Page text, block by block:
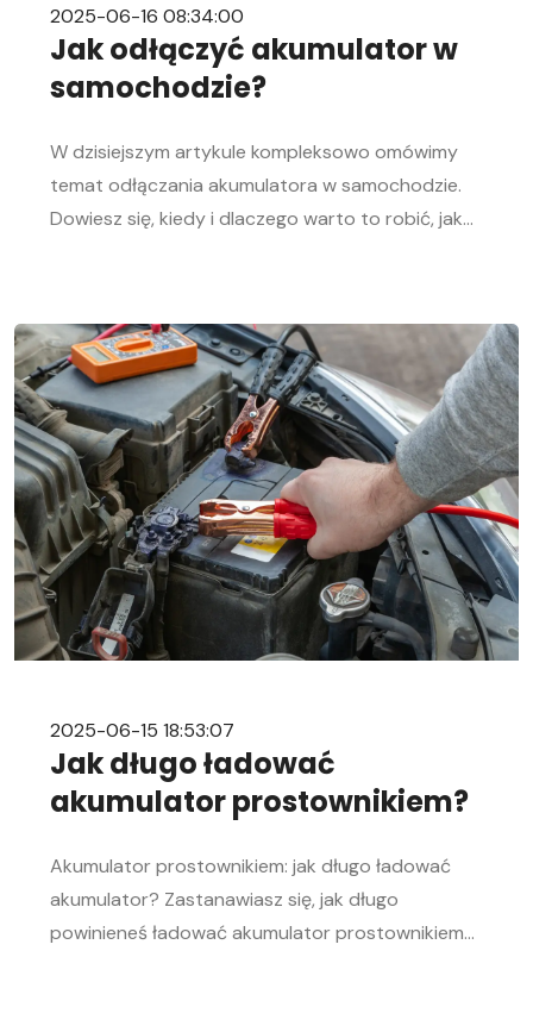
2025-06-16 08:34:00
Jak odłączyć akumulator w
samochodzie?
W dzisiejszym artykule kompleksowo omówimy
temat odłączania akumulatora w samochodzie.
Dowiesz się, kiedy i dlaczego warto to robić, jak
pomoże Ci sprawnie przeprowadzić tę czynność,
niezależnie od Twojego doświadczenia w
mechanice samochodowej. Objawy
rozładowanego akumulatora Rozładowanie
akumulatora w aucie to problem, którego żaden
kierowca […]
2025-06-15 18:53:07
Jak długo ładować
akumulator prostownikiem?
Akumulator prostownikiem: jak długo ładować
akumulator? Zastanawiasz się, jak długo
powinieneś ładować akumulator prostownikiem?